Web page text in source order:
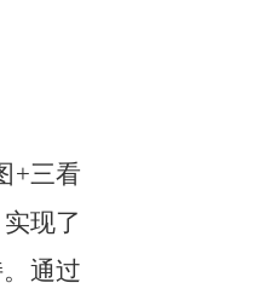
+三看
现了
通过